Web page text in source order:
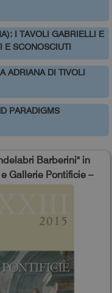
I TAVOLI GABRIELLI E
E SCONOSCIUTI
ADRIANA DI TIVOLI
PARADIGMS
Barberini" in
Gallerie Pontificie –
pp. 69-98